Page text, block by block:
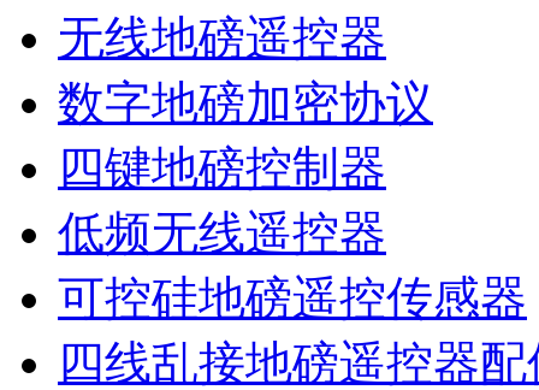
无线地磅遥控器
数字地磅加密协议
四键地磅控制器
低频无线遥控器
可控硅地磅遥控传感器
四线乱接地磅遥控器配